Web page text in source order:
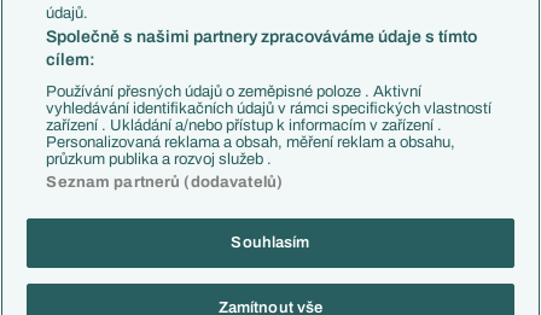
Chelsea FC
Manchester United
AC Milán
Juventus FC
Bayern Mnichov
FC Barcelona
Real Madrid
Copyright © 2001-2026 EuroFotbal.cz. Využíváme zpravodajství ČTK.
Informace o zpracování osobních údajů
údajů.
Společně s našimi partnery zpracováváme údaje s tímto
cílem:
Používání přesných údajů o zeměpisné poloze . Aktivní
vyhledávání identifikačních údajů v rámci specifických vlastností
zařízení . Ukládání a/nebo přístup k informacím v zařízení .
Personalizovaná reklama a obsah, měření reklam a obsahu,
průzkum publika a rozvoj služeb .
Seznam partnerů (dodavatelů)
Souhlasím
Zamítnout vše